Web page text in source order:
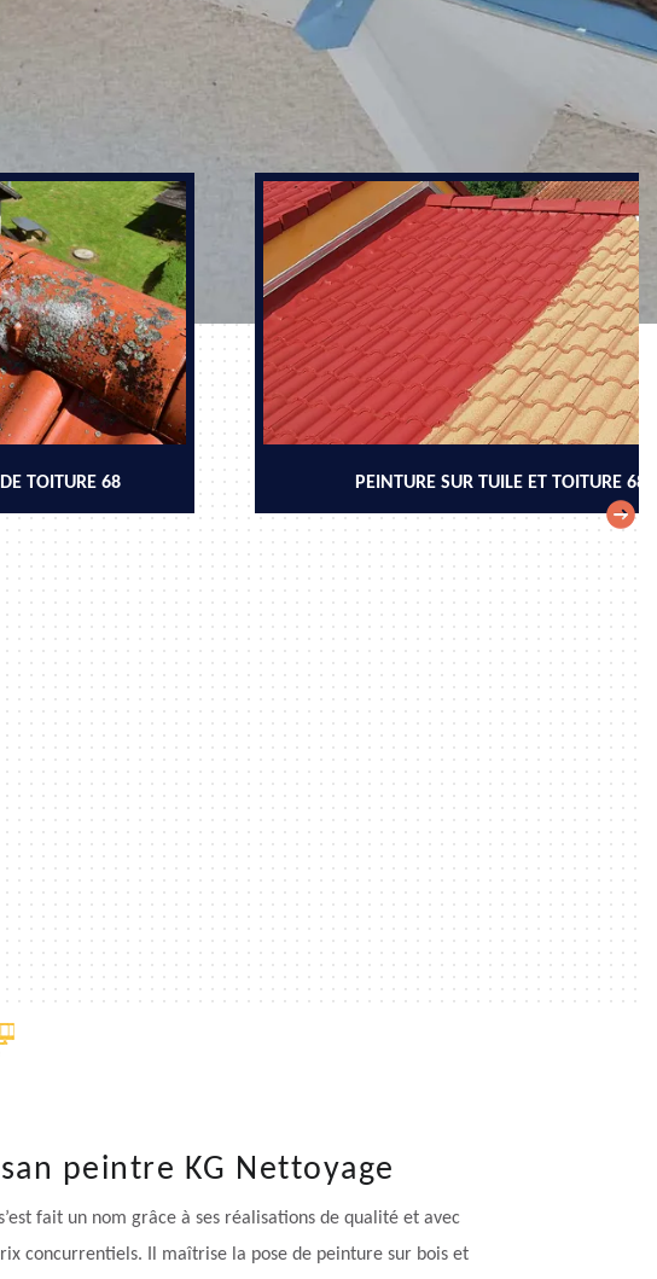
TOITURE 68 PEINTURE SUR TUILE ET TOITURE 68
peintre KG Nettoyage
fait un nom grâce à ses réalisations de qualité et avec
concurrentiels. Il maîtrise la pose de peinture sur bois et